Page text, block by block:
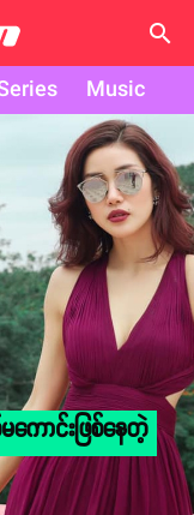
search
Music
ောင်းဖြစ်နေတဲ့